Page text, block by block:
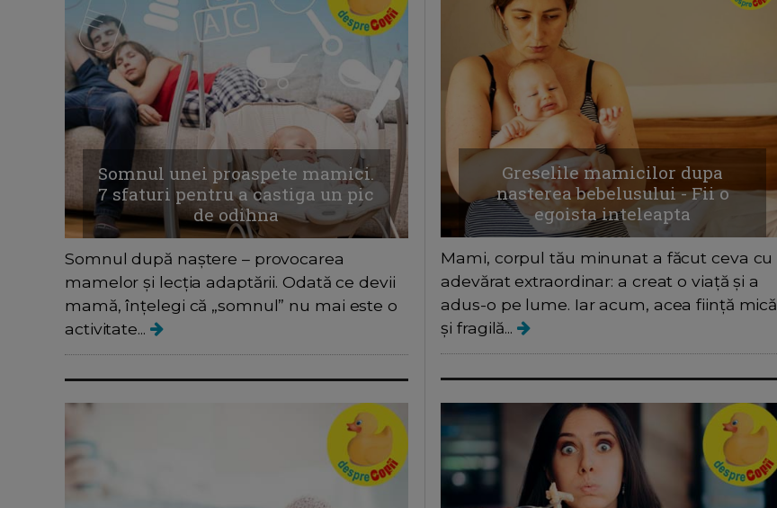
Somnul unei proaspete mamici.
7 sfaturi pentru a castiga un pic
de odihna
Somnul după naștere – provocarea
mamelor și lecția adaptării. Odată ce devii
mamă, înțelegi că „somnul” nu mai este o
activitate...
Greselile mamicilor dupa
nasterea bebelusului - Fii o
egoista inteleapta
Mami, corpul tău minunat a făcut ceva cu
adevărat extraordinar: a creat o viață și a
adus-o pe lume. Iar acum, acea ființă mică
și fragilă...